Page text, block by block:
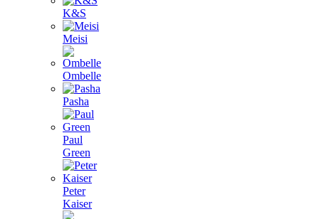
K&S
Meisi
Ombelle
Pasha
Paul
Green
Peter
Kaiser